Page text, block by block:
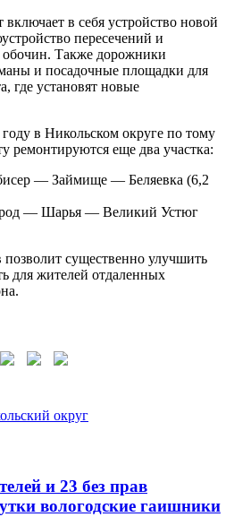
в себя устройство новой
пересечений и
Также дорожники
и посадочные площадки для
где установят новые
в Никольском округе по тому
ремонтируются еще два участка:
— Займище — Беляевка (6,2
— Шарья — Великий Устюг
позволит существенно улучшить
для жителей отдаленных
округ
и 23 без прав
вологодские гаишники